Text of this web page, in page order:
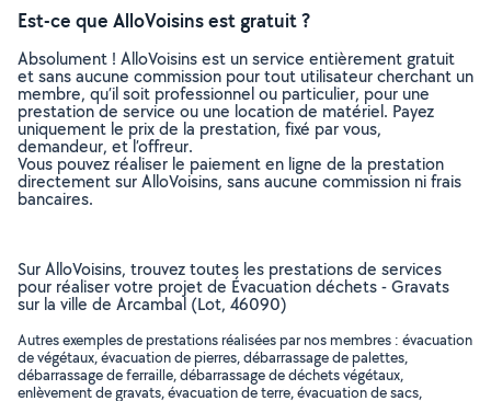
Est-ce que AlloVoisins est gratuit ?
Absolument ! AlloVoisins est un service entièrement gratuit
et sans aucune commission pour tout utilisateur cherchant un
membre, qu’il soit professionnel ou particulier, pour une
prestation de service ou une location de matériel. Payez
uniquement le prix de la prestation, fixé par vous,
demandeur, et l’offreur.
Vous pouvez réaliser le paiement en ligne de la prestation
directement sur AlloVoisins, sans aucune commission ni frais
bancaires.
Sur AlloVoisins, trouvez toutes les prestations de services
pour réaliser votre projet de Évacuation déchets - Gravats
sur la ville de Arcambal (Lot, 46090)
Autres exemples de prestations réalisées par nos membres : évacuation
de végétaux, évacuation de pierres, débarrassage de palettes,
débarrassage de ferraille, débarrassage de déchets végétaux,
enlèvement de gravats, évacuation de terre, évacuation de sacs,